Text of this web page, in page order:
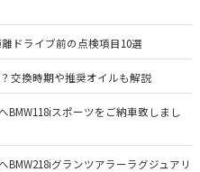
ドライブ前の点検項目10選
交換時期や推奨オイルも解説
BMW118iスポーツをご納車致しまし
BMW218iグランツアラーラグジュアリ